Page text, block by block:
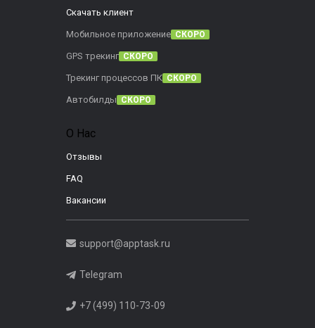
Скачать клиент
Мобильное приложение СКОРО
GPS трекинг СКОРО
Трекинг процессов ПК СКОРО
Автобилды СКОРО
О Нас
Отзывы
FAQ
Вакансии
support@apptask.ru
Telegram
+7 (499) 110-73-09